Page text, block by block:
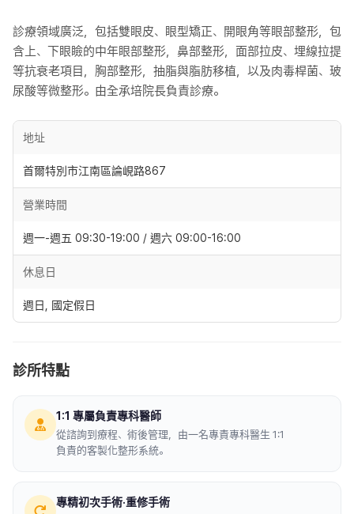
診療領域廣泛，包括雙眼皮、眼型矯正、開眼角等眼部整形，包
含上、下眼瞼的中年眼部整形，鼻部整形，面部拉皮、埋線拉提
等抗衰老項目，胸部整形，抽脂與脂肪移植，以及肉毒桿菌、玻
尿酸等微整形。由全承培院長負責診療。
地址
首爾特別市江南區論峴路867
營業時間
週一-週五 09:30-19:00 / 週六 09:00-16:00
休息日
週日, 國定假日
診所特點
1:1 專屬負責專科醫師
從諮詢到療程、術後管理，由一名專責專科醫生 1:1
負責的客製化整形系統。
專精初次手術·重修手術